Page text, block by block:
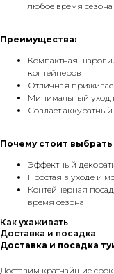
любое время сезона
Преимущества:
Компактная
контейнеров
Отличная
Минимальный уход
Создаёт
Почему стоит выбрать
Эффектный
Простая в уходе и
Контейнерная
время сезона
Как ухаживать
Доставка и посадка
Доставка и посадка
Доставим кратчайшие